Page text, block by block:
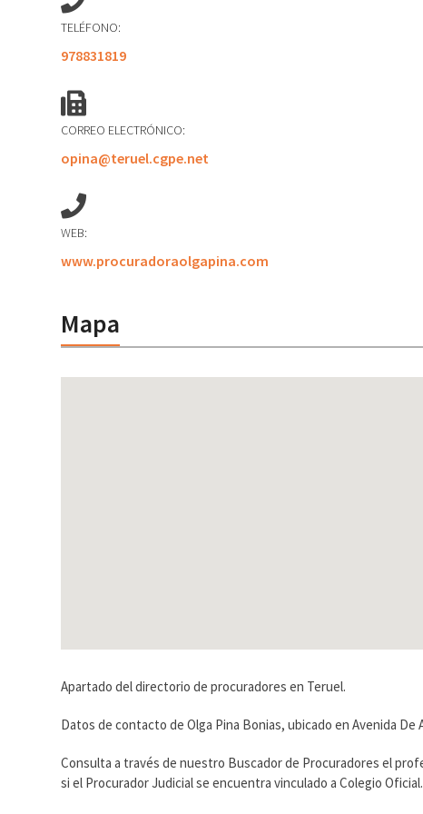
TELÉFONO:
978831819
CORREO ELECTRÓNICO:
opina@teruel.cgpe.net
WEB:
www.procuradoraolgapina.com
Mapa
Apartado del directorio de procuradores en Teruel.
Datos de contacto de Olga Pina Bonias, ubicado en Avenida De
Consulta a través de nuestro Buscador de Procuradores el
si el Procurador Judicial se encuentra vinculado a Colegio